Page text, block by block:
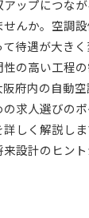
ップにつな
んか。空調
待遇が大き
の高い工程
府内の自動
求人選びの
しく解説し
設計のヒン